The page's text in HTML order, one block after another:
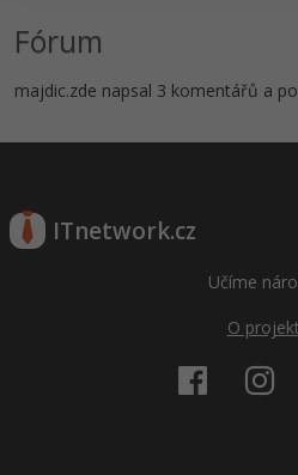
Fórum
majdic.zde napsal 3 komentářů a
ITnetwork.cz
Učíme
O